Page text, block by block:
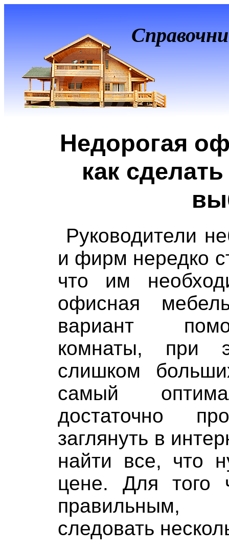
Недорогая
как
Руководители
и фирм нередко
что им
офисная
вариант
комнаты, при
слишком
самый
достаточно
заглянуть в
найти все, что
цене. Для того
правильным,
следовать